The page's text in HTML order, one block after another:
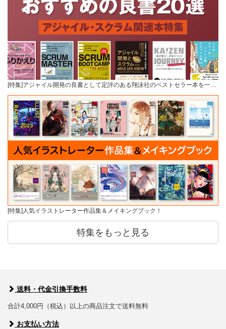
[特集]アジャイル開発の良書として定評のある翔泳社のベストセラー本を一…
[特集]人気イラストレーター作品集＆メイキングブック！
特集をもっと見る
送料・代金引換手数料
合計4,000円（税込）以上の商品注文で送料無料
お支払い方法